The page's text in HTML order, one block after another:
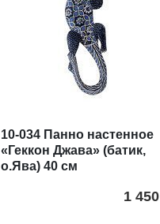
10-034 Панно настенное
«Геккон Джава» (батик,
о.Ява) 40 см
1 450